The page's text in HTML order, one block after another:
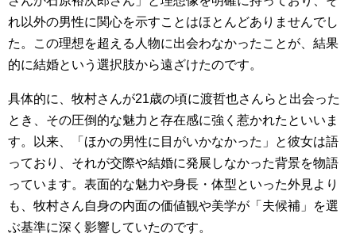
れ以外の男性に関心を示すことはほとんどありませんでし
た。この理想を超える人物に出会わなかったことが、結果
的に結婚という選択肢から遠ざけたのです。
具体的に、牧村さんが21歳の頃に渡哲也さんらと出会った
とき、その圧倒的な魅力と存在感に強く惹かれたといいま
す。以来、「ほかの男性に目がいかなかった」と彼女は語
っており、それが交際や結婚に発展しなかった背景を物語
っています。表面的な魅力や身長・体型といった外見より
も、牧村さん自身の内面の価値観や美学が「夫候補」を選
ぶ基準に深く影響していたのです。